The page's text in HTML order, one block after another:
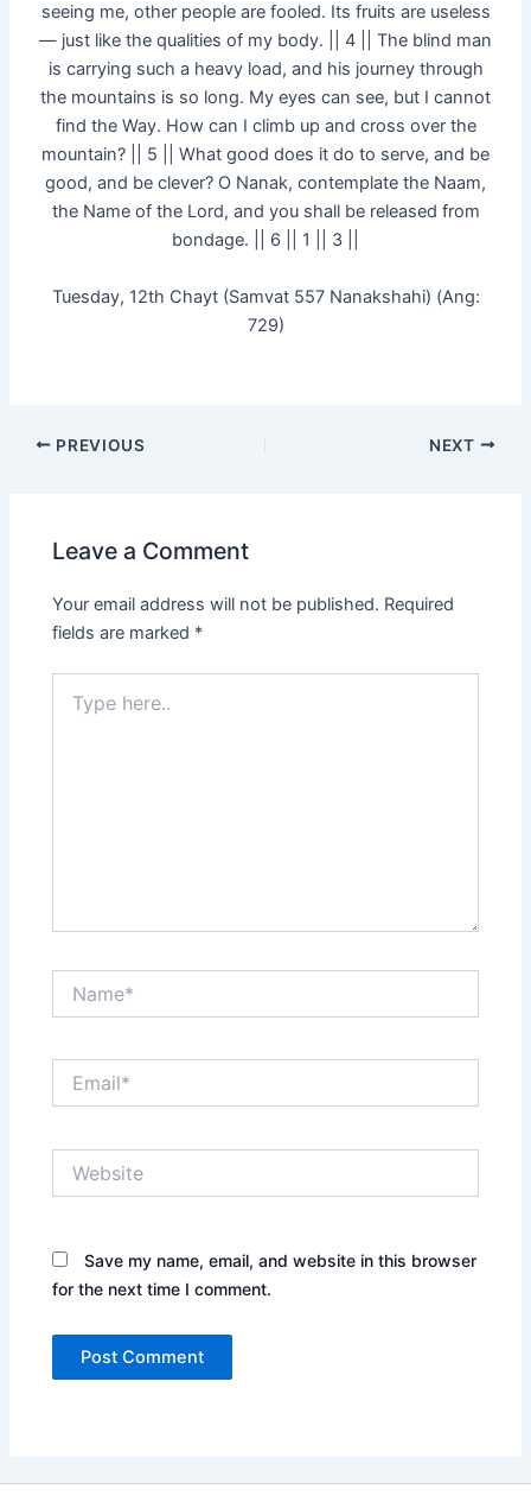
seeing me, other people are fooled. Its fruits are useless
— just like the qualities of my body. || 4 || The blind man
is carrying such a heavy load, and his journey through
the mountains is so long. My eyes can see, but I cannot
find the Way. How can I climb up and cross over the
mountain? || 5 || What good does it do to serve, and be
good, and be clever? O Nanak, contemplate the Naam,
the Name of the Lord, and you shall be released from
bondage. || 6 || 1 || 3 ||
Tuesday, 12th Chayt (Samvat 557 Nanakshahi) (Ang:
729)
PREVIOUS NEXT
Leave a Comment
Your email address will not be published. Required
fields are marked *
here..
Save my name, email, and website in this browser
for the next time I comment.